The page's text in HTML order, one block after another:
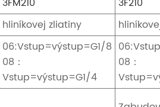
3FM210 3F210
hliníkovej zliatiny
06:Vstup=výstup=G1/8
08：
Vstup=výstup=G1/4
08：